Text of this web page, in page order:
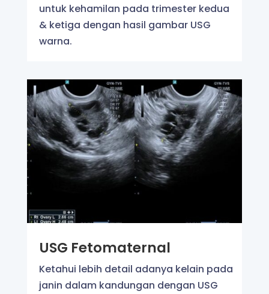
untuk kehamilan pada trimester kedua
& ketiga dengan hasil gambar USG
warna.
USG Fetomaternal
Ketahui lebih detail adanya kelain pada
janin dalam kandungan dengan USG